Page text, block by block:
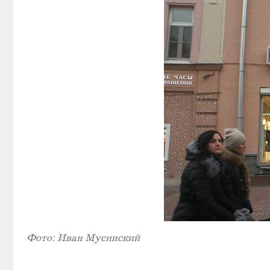
Фото: Иван Мусинский